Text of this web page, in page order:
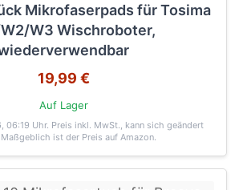
Mikrofaserpads für Tosima
W3 Wischroboter,
19,99 €
Auf Lager
06:19 Uhr. Preis inkl. MwSt., kann sich geändert
ist der Preis auf Amazon.